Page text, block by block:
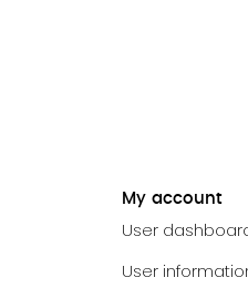
My account
User
User